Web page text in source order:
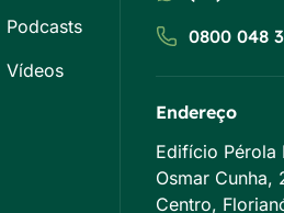
Podcasts
Vídeos
0800 048
Endereço
Edifício Pérola
Osmar Cunha,
Centro,